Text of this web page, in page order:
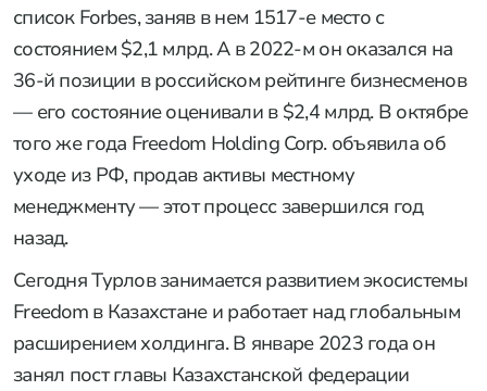
список Forbes, заняв в нем 1517-е место с
состоянием $2,1 млрд. А в 2022-м он оказался на
36-й позиции в российском рейтинге бизнесменов
— его состояние оценивали в $2,4 млрд. В октябре
того же года Freedom Holding Corp. объявила об
уходе из РФ, продав активы местному
менеджменту — этот процесс завершился год
назад.
Сегодня Турлов занимается развитием экосистемы
Freedom в Казахстане и работает над глобальным
расширением холдинга. В январе 2023 года он
занял пост главы Казахстанской федерации